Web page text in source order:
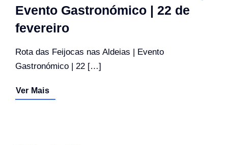
Evento Gastronómico | 22 de
fevereiro
Rota das Feijocas nas Aldeias | Evento
Gastronómico | 22 […]
Ver Mais